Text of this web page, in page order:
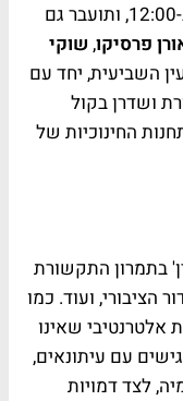
את התכנית שתשודר מדי יום שלישי ב-12:00, ותועבר גם
פרסיקו, שוקי
השביעית, יחד עם
ושדרן בקול
החינוכיות של
בתמרון התקשורת
הציבורי, ועוד. כמו
אלטרנטיבי שאינו
עם עיתונאים,
לצד דמויות